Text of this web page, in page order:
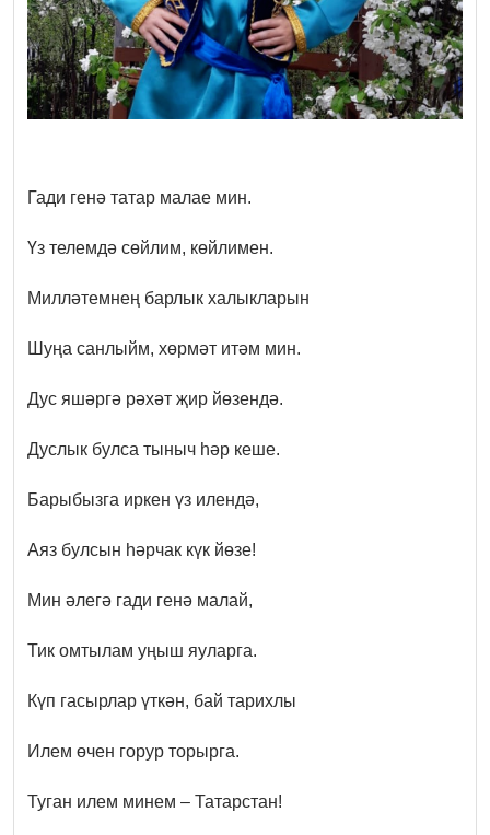
Гади генә татар малае мин.
Үз телемдә сөйлим, көйлимен.
Милләтемнең барлык халыкларын
Шуңа санлыйм, хөрмәт итәм мин.
Дус яшәргә рәхәт җир йөзендә.
Дуслык булса тыныч һәр кеше.
Барыбызга иркен үз илендә,
Аяз булсын һәрчак күк йөзе!
Мин әлегә гади генә малай,
Тик омтылам уңыш яуларга.
Күп гасырлар үткән, бай тарихлы
Илем өчен горур торырга.
Туган илем минем – Татарстан!